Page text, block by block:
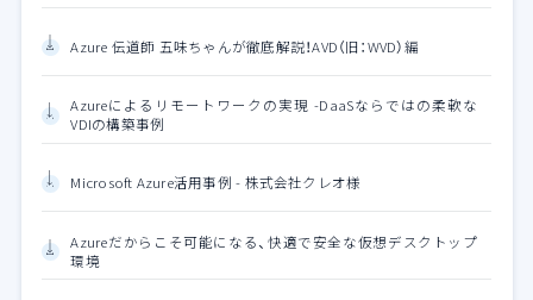
Azure 伝道師 五味ちゃんが徹底解説！AVD（旧：WVD）編
Azureによるリモートワークの実現 -DaaSならではの柔軟な
VDIの構築事例
Microsoft Azure活用事例 - 株式会社クレオ様
Azureだからこそ可能になる、快適で安全な仮想デスクトップ
環境